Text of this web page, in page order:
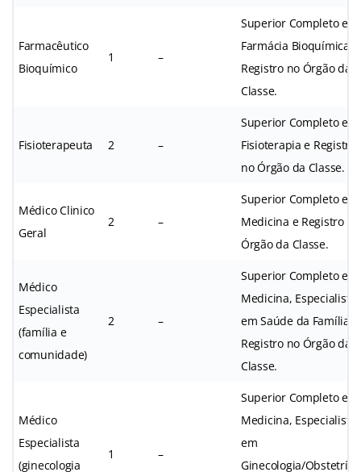
Farmacêutico
Bioquímico
1 –
Superior Completo em
Farmácia Bioquímica e
Registro no Órgão da
Classe.
Fisioterapeuta 2 –
Superior Completo em
Fisioterapia e Registro
no Órgão da Classe.
Médico Clinico
Geral
2 –
Superior Completo em
Medicina e Registro no
Órgão da Classe.
Médico
Especialista
(família e
comunidade)
2 –
Superior Completo em
Medicina, Especialista
em Saúde da Família e
Registro no Órgão da
Classe.
Médico
Especialista
(ginecologia
1 –
Superior Completo em
Medicina, Especialista
em
Ginecologia/